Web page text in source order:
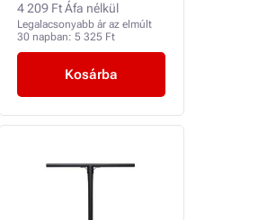
4 209 Ft Áfa nélkül
Legalacsonyabb ár az elmúlt
30 napban: 5 325 Ft
Kosárba